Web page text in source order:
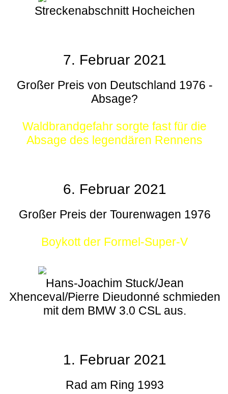
Streckenabschnitt Hocheichen
7. Februar 2021
Großer Preis von Deutschland 1976 -
Absage?
Waldbrandgefahr sorgte fast für die
Absage des legendären Rennens
6. Februar 2021
Großer Preis der Tourenwagen 1976
Boykott der Formel-Super-V
Hans-Joachim Stuck/Jean
Xhenceval/Pierre Dieudonné schmieden
mit dem BMW 3.0 CSL aus.
1. Februar 2021
Rad am Ring 1993